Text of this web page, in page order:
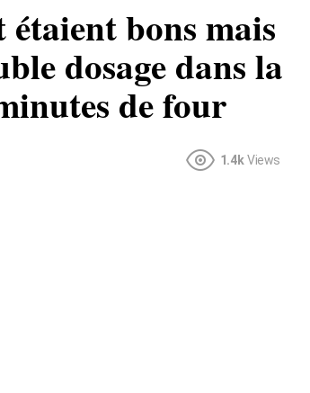
bons mais
dosage dans la
de four
1.4k Views